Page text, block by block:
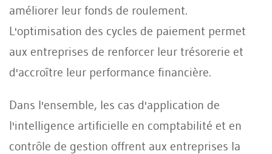
améliorer leur fonds de roulement.
L'optimisation des cycles de paiement permet
aux entreprises de renforcer leur trésorerie et
d'accroître leur performance financière.
Dans l'ensemble, les cas d'application de
l'intelligence artificielle en comptabilité et en
contrôle de gestion offrent aux entreprises la